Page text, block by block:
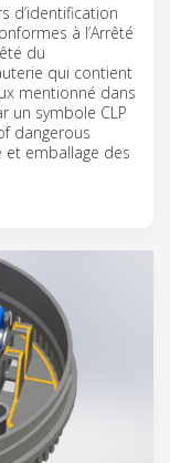
d’identification
à l’Arrêté
du
qui contient
mentionné dans
un symbole CLP
dangerous
emballage des